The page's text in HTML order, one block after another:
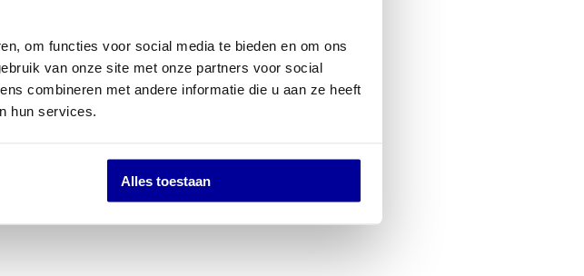
om functies voor social media te bieden en om ons
van onze site met onze partners voor social
combineren met andere informatie die u aan ze heeft
hun services.
Alles toestaan